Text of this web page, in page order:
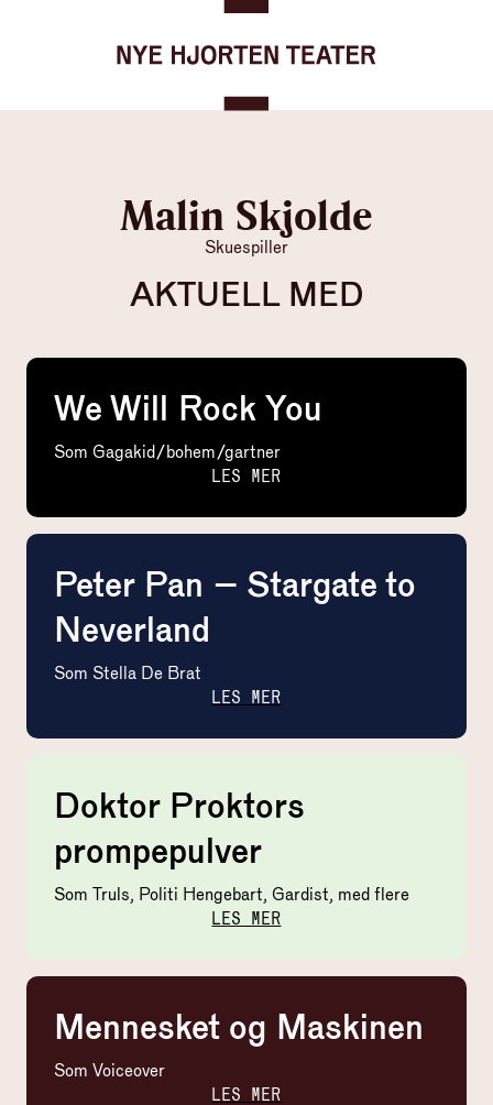
Gå til forsiden
Malin Skjolde
Skuespiller
AKTUELL MED
We Will Rock You
Som Gagakid/bohem/gartner
LES MER
Peter Pan – Stargate to
Neverland
Som Stella De Brat
LES MER
Doktor Proktors
prompepulver
Som Truls, Politi Hengebart, Gardist, med flere
LES MER
Mennesket og Maskinen
Som Voiceover
LES MER